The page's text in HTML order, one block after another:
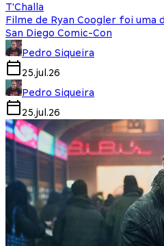
T'Challa
Filme de Ryan Coogler foi uma
San Diego Comic-Con
Pedro Siqueira
25.jul.26
Pedro Siqueira
25.jul.26